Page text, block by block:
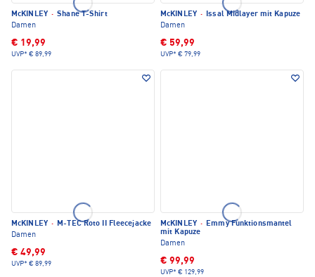
McKINLEY · Shane T-Shirt
Damen
€ 19,99
UVP* € 89,99
McKINLEY · Issal Midlayer mit Kapuze
Damen
€ 59,99
UVP* € 79,99
McKINLEY · M-TEC Roto II Fleecejacke
Damen
€ 49,99
UVP* € 89,99
McKINLEY · Emmy Funktionsmantel
mit Kapuze
Damen
€ 99,99
UVP* € 129,99